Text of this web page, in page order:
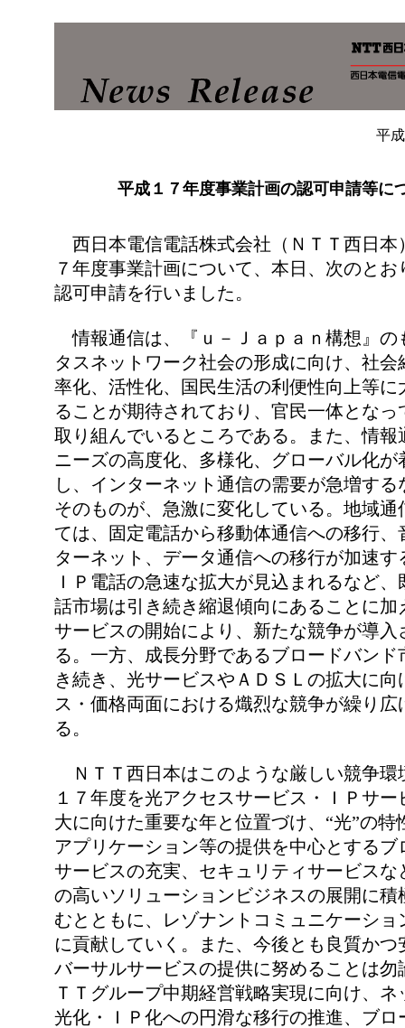
平
平成１７年度事業計画の認可申請等に
西日本電信電話株式会社（ＮＴＴ西日本
７年度事業計画について、本日、次のとお
認可申請を行いました。
情報通信は、『ｕ－Ｊａｐａｎ構想』の
タスネットワーク社会の形成に向け、社会
率化、活性化、国民生活の利便性向上等に
ることが期待されており、官民一体となっ
取り組んでいるところである。また、情報
ニーズの高度化、多様化、グローバル化が
し、インターネット通信の需要が急増する
そのものが、急激に変化している。地域通
ては、固定電話から移動体通信への移行、
ターネット、データ通信への移行が加速す
ＩＰ電話の急速な拡大が見込まれるなど
話市場は引き続き縮退傾向にあることに加
サービスの開始により、新たな競争が導入
る。一方、成長分野であるブロードバンド
き続き、光サービスやＡＤＳＬの拡大に向
ス・価格両面における熾烈な競争が繰り広
る。
ＮＴＴ西日本はこのような厳しい競争環
１７年度を光アクセスサービス・ＩＰサー
大に向けた重要な年と位置づけ、“光”の特
アプリケーション等の提供を中心とするブ
サービスの充実、セキュリティサービスな
の高いソリューションビジネスの展開に積
むとともに、レゾナントコミュニケーショ
に貢献していく。また、今後とも良質かつ
バーサルサービスの提供に努めることは勿
ＴＴグループ中期経営戦略実現に向け、ネ
光化・ＩＰ化への円滑な移行の推進、ブロ